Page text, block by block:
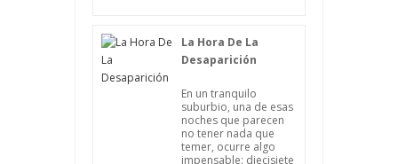
La Hora De La
Desaparición
En un tranquilo
suburbio, una de esas
noches que parecen
no tener nada que
temer, ocurre algo
impensable: diecisiete